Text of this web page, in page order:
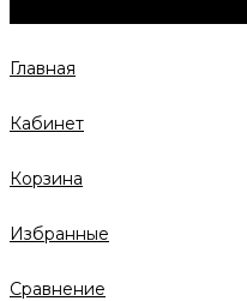
Главная
Кабинет
Корзина
Избранные
Сравнение